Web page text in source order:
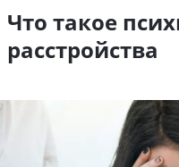
Что такое
расстройства